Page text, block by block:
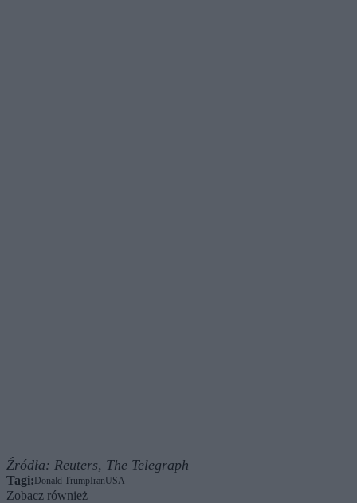
Źródła: Reuters, The Telegraph
Tagi:Donald TrumpIranUSA
Zobacz również